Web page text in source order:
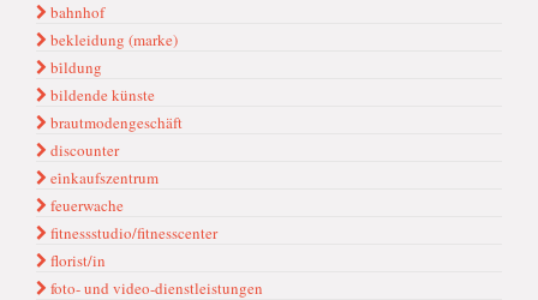
bahnhof
bekleidung (marke)
bi̇ldung
bildende künste
brautmodengeschäft
discounter
ei̇nkaufszentrum
feuerwache
fitnessstudio/fitnesscenter
florist/in
foto- und video-dienstleistungen